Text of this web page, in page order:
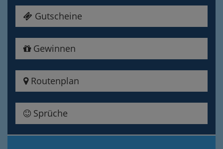
Gutscheine
Gewinnen
Routenplan
Sprüche